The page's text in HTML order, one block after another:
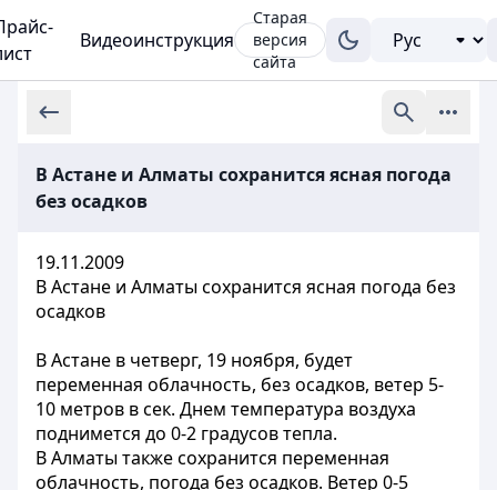
Видеоинструкция
Старая
версия
сайта
В Астане и Алматы сохранится ясная погода
без осадков
19.11.2009
В Астане и Алматы сохранится ясная погода без
осадков
В Астане в четверг, 19 ноября, будет
переменная облачность, без осадков, ветер 5-
10 метров в сек. Днем температура воздуха
поднимется до 0-2 градусов тепла.
В Алматы также сохранится переменная
облачность, погода без осадков. Ветер 0-5